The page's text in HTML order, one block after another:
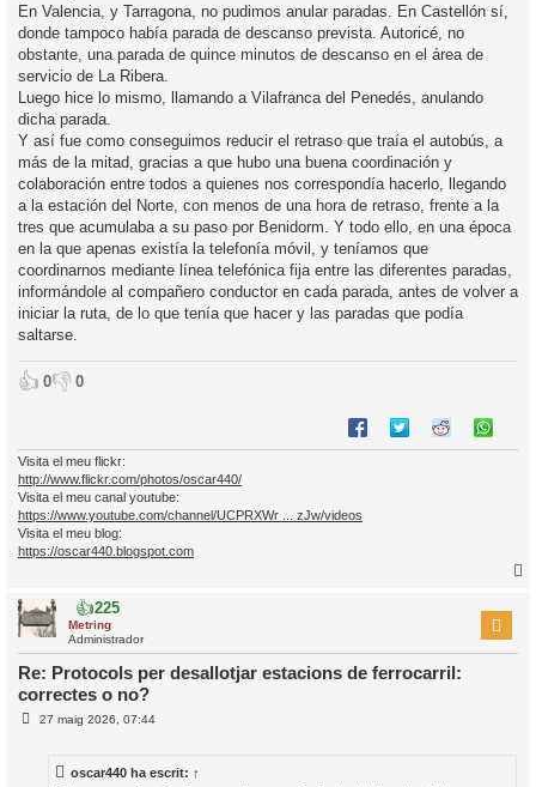
En Valencia, y Tarragona, no pudimos anular paradas. En Castellón sí,
donde tampoco había parada de descanso prevista. Autoricé, no
obstante, una parada de quince minutos de descanso en el área de
servicio de La Ribera.
Luego hice lo mismo, llamando a Vilafranca del Penedés, anulando
dicha parada.
Y así fue como conseguimos reducir el retraso que traía el autobús, a
más de la mitad, gracias a que hubo una buena coordinación y
colaboración entre todos a quienes nos correspondía hacerlo, llegando
a la estación del Norte, con menos de una hora de retraso, frente a la
tres que acumulaba a su paso por Benidorm. Y todo ello, en una época
en la que apenas existía la telefonía móvil, y teníamos que
coordinarnos mediante línea telefónica fija entre las diferentes paradas,
informándole al compañero conductor en cada parada, antes de volver a
iniciar la ruta, de lo que tenía que hacer y las paradas que podía
saltarse.
👍 0👎 0
Visita el meu flickr:
http://www.flickr.com/photos/oscar440/
Visita el meu canal youtube:
https://www.youtube.com/channel/UCPRXWr ... zJw/videos
Visita el meu blog:
https://oscar440.blogspot.com
👍225
Metring
Administrador
Re: Protocols per desallotjar estacions de ferrocarril:
correctes o no?
E27 maig 2026, 07:44
oscar440 ha escrit: ↑